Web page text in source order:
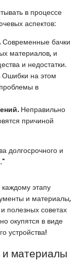
в процессе
аспектов:
Современные бачки
материалов, и
и недостатки.
Ошибки на этом
в
Неправильно
причиной
долгосрочного и
этапу
и материалы,
полезных советах
окупятся в виде
устройства!
материалы